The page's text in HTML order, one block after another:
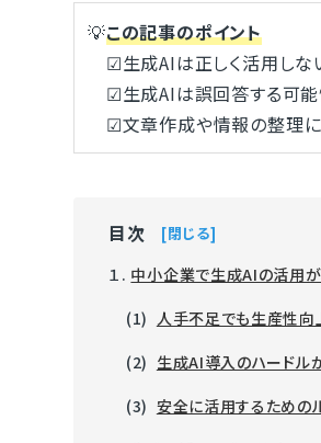
💡この記事のポイント
☑生成AIは正しく活用しな
☑生成AIは誤回答する可能
☑文章作成や情報の整理に
目次 閉じる
１. 中小企業で生成AIの活用
(1) 人手不足でも生産性向
(2) 生成AI導入のハードル
(3) 安全に活用するための